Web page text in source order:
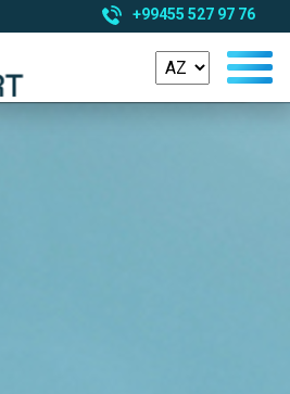
+99455 527 97 76